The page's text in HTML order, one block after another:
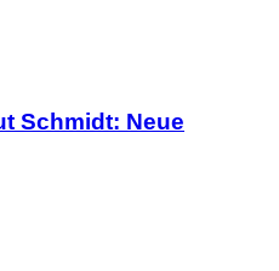
Schmidt: Neue